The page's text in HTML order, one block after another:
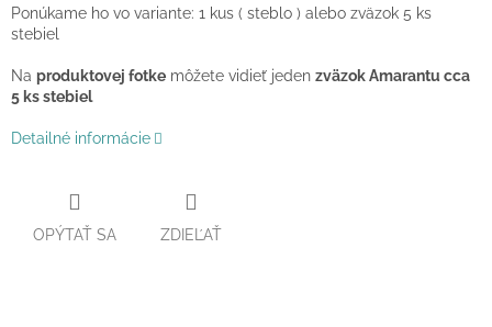
Ponúkame ho vo variante: 1 kus ( steblo ) alebo zväzok 5 ks
stebiel
Na produktovej fotke môžete vidieť jeden zväzok Amarantu cca
5 ks stebiel
Detailné informácie
OPÝTAŤ SA ZDIEĽAŤ